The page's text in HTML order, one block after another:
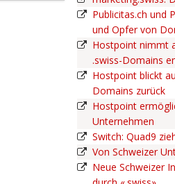
Publicitas.ch und
und Opfer von
Hostpoint nimmt
.swiss-Domains
Hostpoint blickt
Domains zurück
Hostpoint
Unternehmen
Switch: Quad9
Von Schweizer
Neue Schweizer